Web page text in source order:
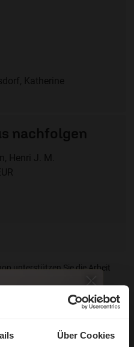
Über Cookies
Katherine
nachfolgen
Henri J. M.
unterstützen Sie die Arbeit